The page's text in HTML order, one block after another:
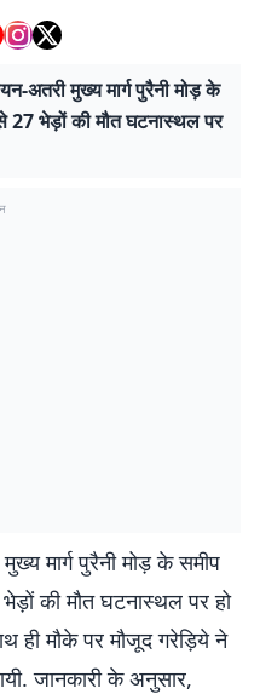
अतरी मुख्य मार्ग पुरैनी मोड़ के
भेड़ों की मौत घटनास्थल पर
मार्ग पुरैनी मोड़ के समीप
की मौत घटनास्थल पर हो
ही मौके पर मौजूद गरेड़िये ने
जानकारी के अनुसार,